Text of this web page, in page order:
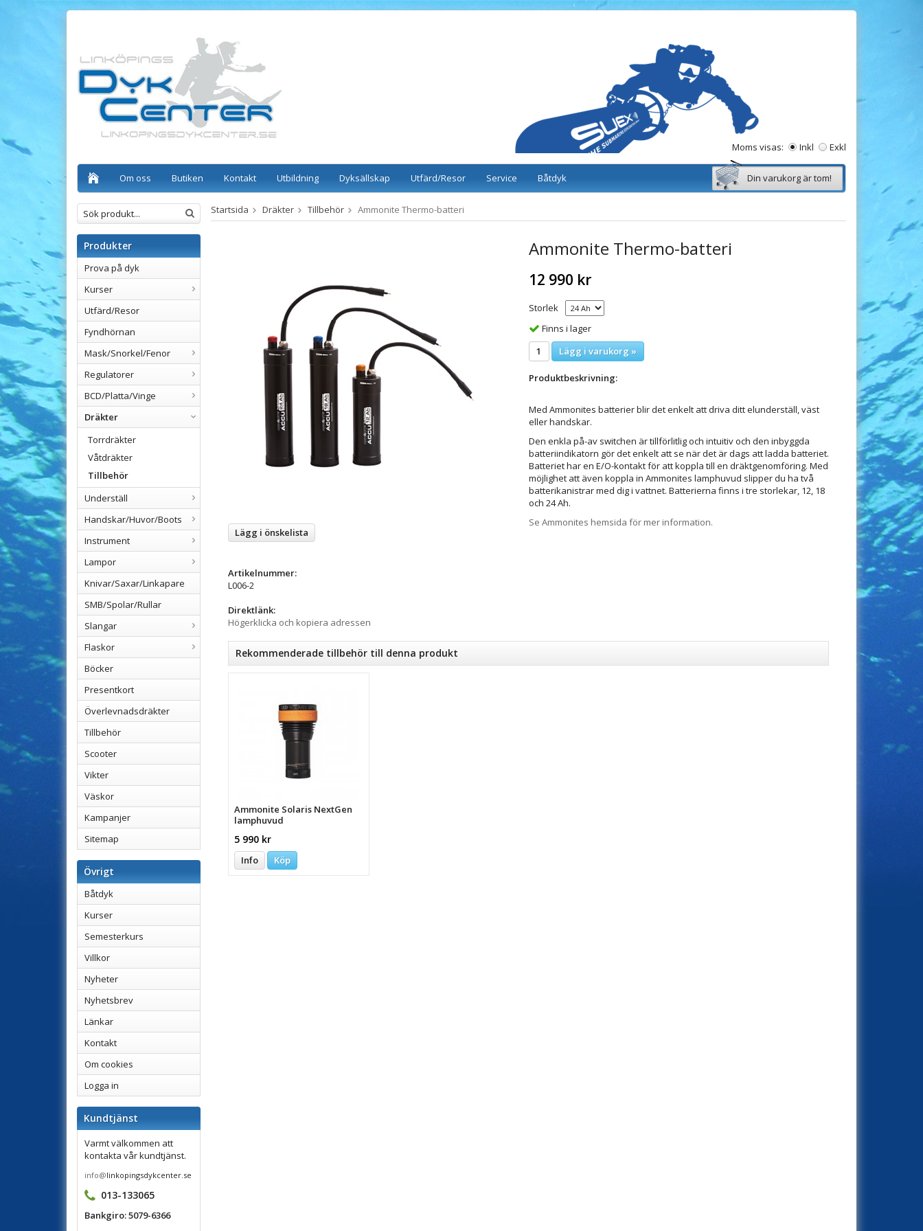
Moms visas: Inkl Exkl
Om oss Butiken Kontakt Utbildning Dyksällskap Utfärd/Resor Service Båtdyk Din varukorg är tom!
Produkter
Prova på dyk
Kurser
Utfärd/Resor
Fyndhörnan
Mask/Snorkel/Fenor
Regulatorer
BCD/Platta/Vinge
Dräkter
Torrdräkter
Våtdräkter
Tillbehör
Underställ
Handskar/Huvor/Boots
Instrument
Lampor
Knivar/Saxar/Linkapare
SMB/Spolar/Rullar
Slangar
Flaskor
Böcker
Presentkort
Överlevnadsdräkter
Tillbehör
Scooter
Vikter
Väskor
Kampanjer
Sitemap
Övrigt
Båtdyk
Kurser
Semesterkurs
Villkor
Nyheter
Nyhetsbrev
Länkar
Kontakt
Om cookies
Logga in
Kundtjänst
Varmt välkommen att
kontakta vår kundtjänst.
info@linkopingsdykcenter.se
013-133065
Bankgiro: 5079-6366
Startsida Dräkter Tillbehör Ammonite Thermo-batteri
Ammonite Thermo-batteri
12 990 kr
Storlek
Finns i lager
Lägg i varukorg »
Produktbeskrivning:
Med Ammonites batterier blir det enkelt att driva ditt elunderställ, väst
eller handskar.
Den enkla på-av switchen är tillförlitlig och intuitiv och den inbyggda
batteriindikatorn gör det enkelt att se när det är dags att ladda batteriet.
Batteriet har en E/O-kontakt för att koppla till en dräktgenomföring. Med
möjlighet att även koppla in Ammonites lamphuvud slipper du ha två
batterikanistrar med dig i vattnet. Batterierna finns i tre storlekar, 12, 18
och 24 Ah.
Se Ammonites hemsida för mer information.
Lägg i önskelista
Artikelnummer:
L006-2
Direktlänk:
Högerklicka och kopiera adressen
Rekommenderade tillbehör till denna produkt
Ammonite Solaris NextGen
lamphuvud
5 990 kr
Info Köp